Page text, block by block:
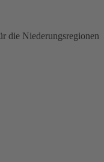
die Niederungsregionen